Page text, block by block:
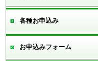
各種お申込み
お申込みフォーム